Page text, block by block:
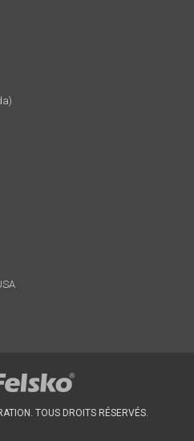
. Idéal pour répondre
du contrôle de qualité
d'étalonnage traçable au
plus
TOUS DROITS RÉSERVÉS.